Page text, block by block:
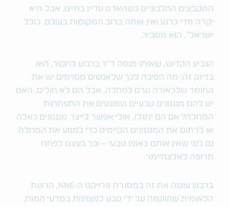
המקבצים החלבוניים כשהאדם עדיין בחיים, אבל היא
יקרה מדי כרגע ואין אותה ברוב המקומות בעולם, כולל
ישראל", הוא מסביר.
הגביע הקדוש, שאותו מנסה ד"ר ברבש לחקור, הוא
בדיוק זה: מה הסיבה לכך שלאנשים מסוימים יש את
החומר שלכאורה גורם למחלה, אבל הם לא חולים. האם
יש להם מנגנונים טבעיים שמונעים את התפתחות
המחלה? אם הם יתגלו, אולי אפשר לייצר מנגנונים כאלה
או לרתום את המנגנונים הקיימים כדי למנוע את המחלה
גם למי שאין אותם באופן טבעי – וכך בעצם לפתח
תרופה לאלצהיימר.
ברבש עושה את זה במסגרת פרויקט ה-NNE, הרשת
הלאומית שהוקמה על ידי טבע למצוינות במדעי המוח,